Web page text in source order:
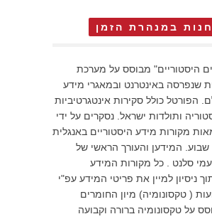
במנהרת הזמן
היסטוריים" מבוסס על מערכת
שנפרסה באינטרנט ובמאגרי מידע
הפורטל כולל סקירות אינטגרטיביות
ותולדות ישראל. נסקרים על ידי
מקורות מידע היסטוריים באנגלית
שבוע. המידען והעורך הראשי של
סלנט . כל מקורות המידע
ניסיון למיין את פריטי המידע עפ"י
( טקסונומיה) מיון החומרים
על טקסונומיה ברורה וקבועה